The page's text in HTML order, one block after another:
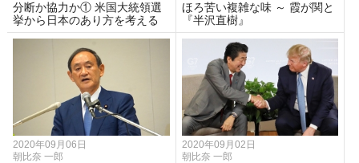
分断か協力か① 米国大統領選
挙から日本のあり方を考える
ほろ苦い複雑な味 ～ 霞が関と
『半沢直樹』
2020年09月06日
朝比奈 一郎
2020年09月02日
朝比奈 一郎